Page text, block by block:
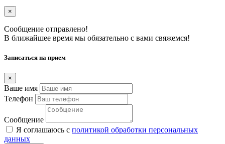
×
Сообщение отправлено!
В ближайшее время мы обязательно с вами свяжемся!
Записаться на прием
×
Ваше имя
Телефон
Сообщение
Я соглашаюсь с политикой обработки персональных
данных